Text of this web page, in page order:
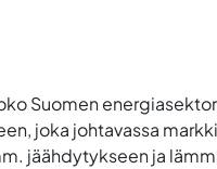
Suomen
joka johtavassa
jäähdytykseen ja